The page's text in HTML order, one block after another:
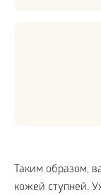
Таким образом,
кожей ступней.